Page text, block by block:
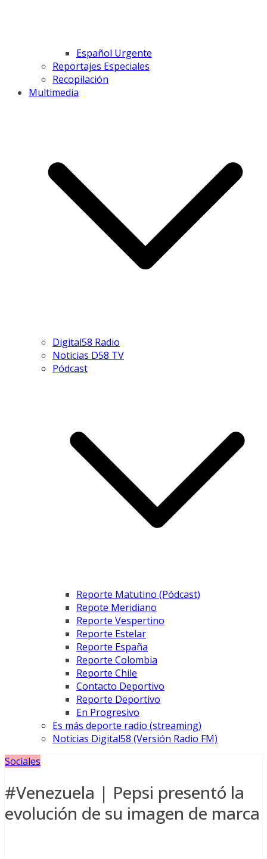
Español Urgente
Reportajes Especiales
Recopilación
Multimedia
Digital58 Radio
Noticias D58 TV
Pódcast
Reporte Matutino (Pódcast)
Repote Meridiano
Reporte Vespertino
Reporte Estelar
Reporte España
Reporte Colombia
Reporte Chile
Contacto Deportivo
Reporte Deportivo
En Progresivo
Es más deporte radio (streaming)
Noticias Digital58 (Versión Radio FM)
Sociales
#Venezuela | Pepsi presentó la
evolución de su imagen de marca